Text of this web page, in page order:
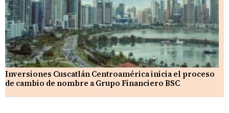
Inversiones Cuscatlán Centroamérica inicia el proceso
de cambio de nombre a Grupo Financiero BSC